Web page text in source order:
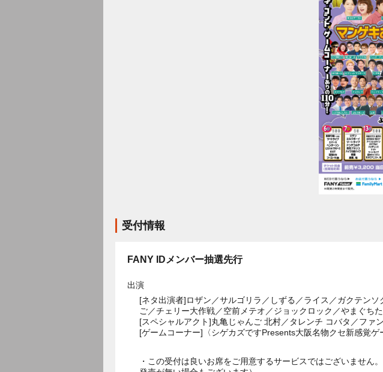
受付情報
FANY IDメンバー抽選先行
出演
[ネタ出演者]ロザン／サルゴリラ／しずる／ライス／ガクテン
ご／チェリー大作戦／空前メテオ／ジョックロック／やまぐち
[スペシャルアクト]丸亀じゃんご 北村／タレンチ コバタ／ファ
[ゲームコーナー]〈シゲカズですPresents大阪名物クセ新感覚
・この受付は良いお席をご用意するサービスではございませ